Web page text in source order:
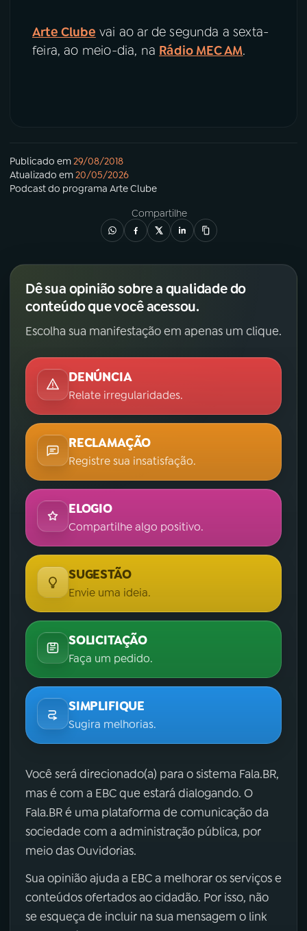
Arte Clube vai ao ar de segunda a sexta-
feira, ao meio-dia, na Rádio MEC AM.
Publicado em29/08/2018
Atualizado em20/05/2026
Podcastdo programa Arte Clube
Compartilhe
Dê sua opinião sobre a qualidade do
conteúdo que você acessou.
Escolha sua manifestação em apenas um clique.
DENÚNCIA
Relate irregularidades.
RECLAMAÇÃO
Registre sua insatisfação.
ELOGIO
Compartilhe algo positivo.
SUGESTÃO
Envie uma ideia.
SOLICITAÇÃO
Faça um pedido.
SIMPLIFIQUE
Sugira melhorias.
Você será direcionado(a) para o sistema Fala.BR,
mas é com a EBC que estará dialogando. O
Fala.BR é uma plataforma de comunicação da
sociedade com a administração pública, por
meio das Ouvidorias.
Sua opinião ajuda a EBC a melhorar os serviços e
conteúdos ofertados ao cidadão. Por isso, não
se esqueça de incluir na sua mensagem o link